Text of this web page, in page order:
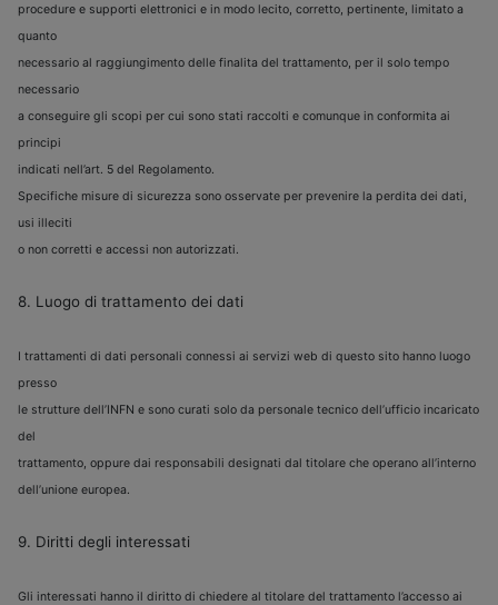
procedure e supporti elettronici e in modo lecito, corretto, pertinente, limitato a
quanto
necessario al raggiungimento delle finalita del trattamento, per il solo tempo
necessario
a conseguire gli scopi per cui sono stati raccolti e comunque in conformita ai
principi
indicati nell’art. 5 del Regolamento.
Specifiche misure di sicurezza sono osservate per prevenire la perdita dei dati,
usi illeciti
o non corretti e accessi non autorizzati.
8. Luogo di trattamento dei dati
I trattamenti di dati personali connessi ai servizi web di questo sito hanno luogo
presso
le strutture dell’INFN e sono curati solo da personale tecnico dell’ufficio incaricato
del
trattamento, oppure dai responsabili designati dal titolare che operano all’interno
dell’unione europea.
9. Diritti degli interessati
Gli interessati hanno il diritto di chiedere al titolare del trattamento l’accesso ai